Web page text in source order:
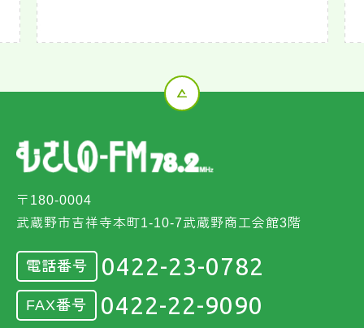
〒180-0004
武蔵野市吉祥寺本町1-10-7武蔵野商工会館3階
電話番号 0422-23-0782
FAX番号 0422-22-9090